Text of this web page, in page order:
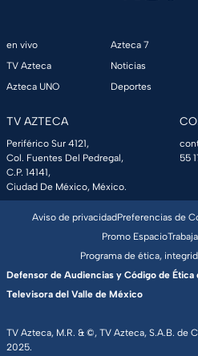
en vivo
TV Azteca
Azteca UNO
Azteca 7
Noticias
Deportes
TV AZTECA
Periférico Sur 4121,
Col. Fuentes Del Pedregal,
C.P. 14141,
Ciudad De México, México.
55
TV Azteca, M.R. & ©, TV Azteca, S.A.B. de
2025.
Aviso de privacidadPreferencias de
Promo Espacio
Programa de ética,
Defensor de Audiencias y Código de Ética
Televisora del Valle de México